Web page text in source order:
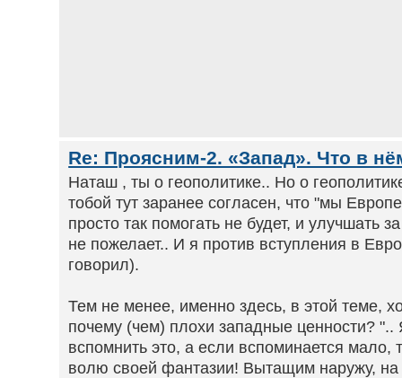
Re: Проясним-2. «Запад». Что в
Наташ , ты о геополитике.. Но о
тобой тут заранее согласен, что "мы
просто так помогать не будет, и улучшать
не пожелает.. И я против вступления в
говорил).
Тем не менее, именно здесь, в этой теме,
почему (чем) плохи западные ценности?
вспомнить это, а если вспоминается мало,
волю своей фантазии! Вытащим наружу, на